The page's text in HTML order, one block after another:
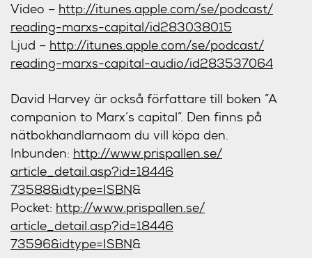
Video – http://itunes.apple.com/se/podcast/
reading-marxs-capital/id283038015
Ljud – http://itunes.apple.com/se/podcast/
reading-marxs-capital-audio/id283537064
David Harvey är också författare till boken ”A
companion to Marx’s capital”. Den finns på
nätbokhandlarnaom du vill köpa den.
Inbunden: http://www.prispallen.se/
article_detail.asp?id=18446
73588&idtype=ISBN&
Pocket: http://www.prispallen.se/
article_detail.asp?id=18446
73596&idtype=ISBN&